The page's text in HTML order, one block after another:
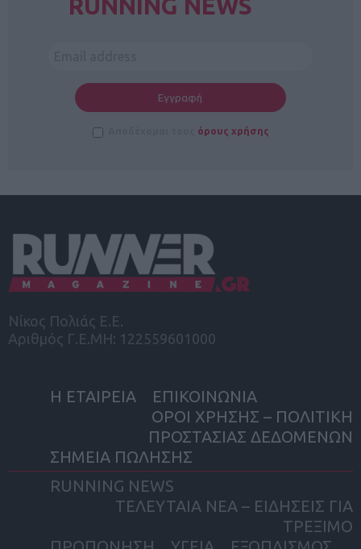
RUNNING NEWS
όρους χρήσης
Νίκος Πολιάς Ε.Ε.
Αριθμός Γ.Ε.ΜΗ: 122559601000
Η ΕΤΑΙΡΕΙΑ
ΕΠΙΚΟΙΝΩΝΙΑ
ΟΡΟΙ ΧΡΗΣΗΣ – ΠΟΛΙΤΙΚΗ
ΠΡΟΣΤΑΣΙΑΣ ΔΕΔΟΜΕΝΩΝ
ΣΗΜΕΙΑ ΠΩΛΗΣΗΣ
RUNNING NEWS
ΤΕΛΕΥΤΑΙΑ ΝΕΑ – ΕΙΔΗΣΕΙΣ ΓΙΑ
ΤΡΕΞΙΜΟ